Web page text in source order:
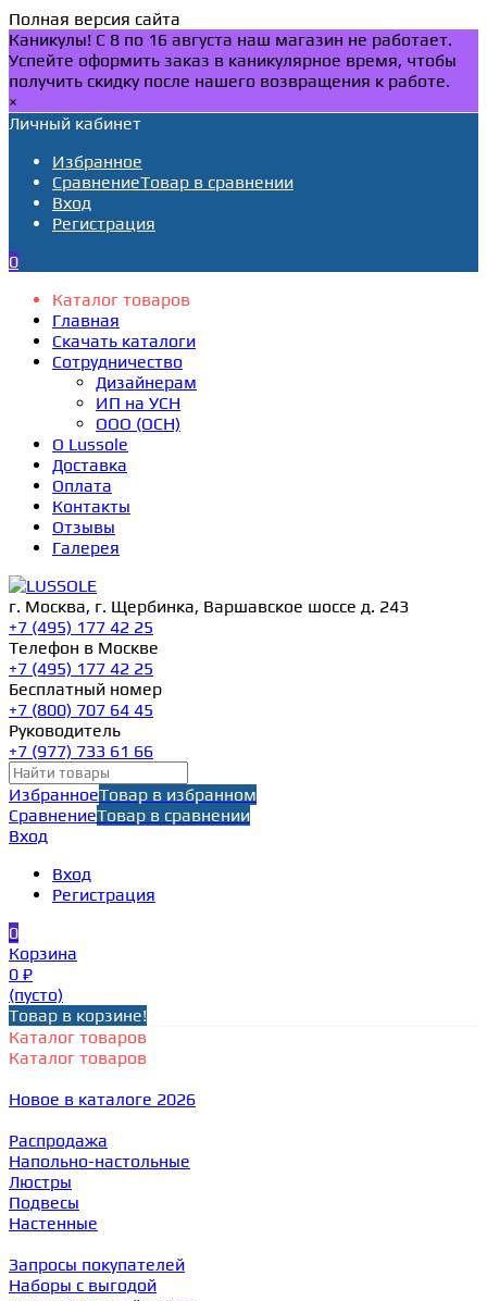
Полная версия сайта
Каникулы! С 8 по 16 августа наш магазин не работает.
Успейте оформить заказ в каникулярное время, чтобы
получить скидку после нашего возвращения к работе.
×
Личный кабинет
Избранное
СравнениеТовар в сравнении
Вход
Регистрация
0
Каталог товаров
Главная
Скачать каталоги
Сотрудничество
Дизайнерам
ИП на УСН
ООО (ОСН)
О Lussole
Доставка
Оплата
Контакты
Отзывы
Галерея
г. Москва, г. Щербинка, Варшавское шоссе д. 243
+7 (495) 177 42 25
Телефон в Москве
+7 (495) 177 42 25
Бесплатный номер
+7 (800) 707 64 45
Руководитель
+7 (977) 733 61 66
ИзбранноеТовар в избранном
СравнениеТовар в сравнении
Вход
Вход
Регистрация
0
Корзина
0 ₽
(пусто)
Товар в корзине!
Каталог товаров
Каталог товаров
Новое в каталоге 2026
Распродажа
Напольно-настольные
Люстры
Подвесы
Настенные
Запросы покупателей
Наборы с выгодой